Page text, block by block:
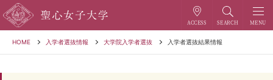
HOME 入学者選抜情報 大学院入学者選抜 入学者選抜結果情報